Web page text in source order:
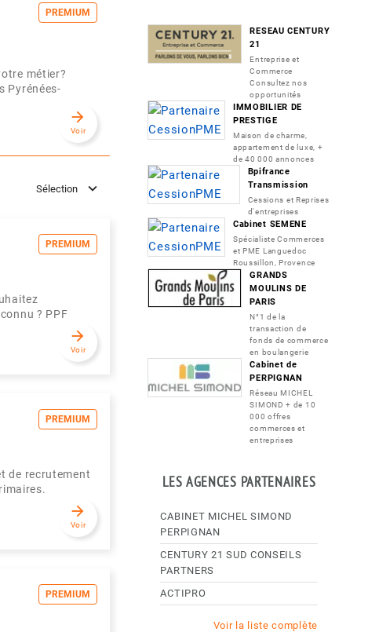
PREMIUM
métier?
Pyrénées-
arrow_forward
Voir
Sélection
PREMIUM
? PPF
arrow_forward
Voir
PREMIUM
de recrutement
arrow_forward
Voir
PREMIUM
RESEAU CENTURY
21
Entreprise et
Commerce
Consultez nos
opportunités
IMMOBILIER DE
PRESTIGE
Maison de charme,
appartement de luxe, +
de 40 000 annonces
Bpifrance
Transmission
Cessions et Reprises
d'entreprises
Cabinet SEMENE
Spécialiste Commerces
et PME Languedoc
Roussillon, Provence
GRANDS
MOULINS DE
PARIS
N°1 de la
transaction de
fonds de commerce
en boulangerie
Cabinet de
PERPIGNAN
Réseau MICHEL
SIMOND + de 10
000 offres
commerces et
entreprises
LES AGENCES PARTENAIRES
CABINET MICHEL SIMOND
PERPIGNAN
CENTURY 21 SUD CONSEILS
PARTNERS
ACTIPRO
Voir la liste complète